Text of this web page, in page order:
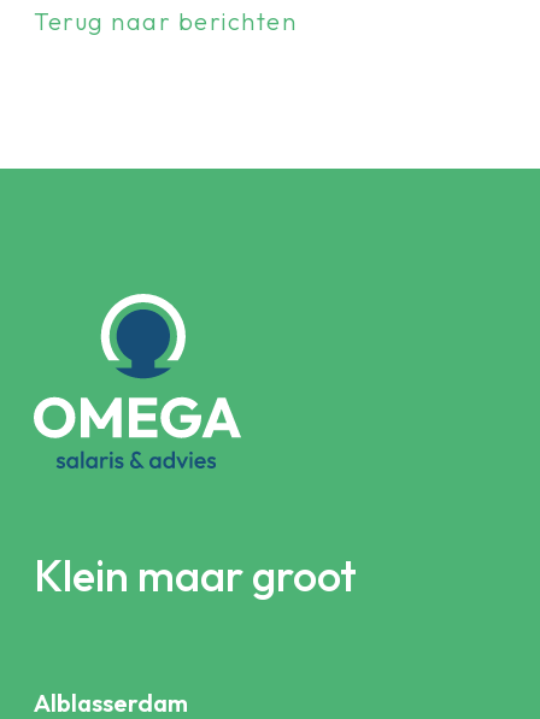
Terug naar berichten
Klein maar groot
Alblasserdam